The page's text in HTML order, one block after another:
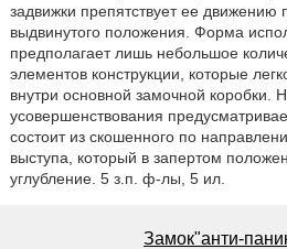
задвижки препятствует ее движению
выдвинутого положения. Форма
предполагает лишь небольшое
элементов конструкции, которые
внутри основной замочной коробки.
усовершенствования
состоит из скошенного по
выступа, который в запертом
углубление. 5 з.п. ф-лы, 5 ил.
Замок"анти-